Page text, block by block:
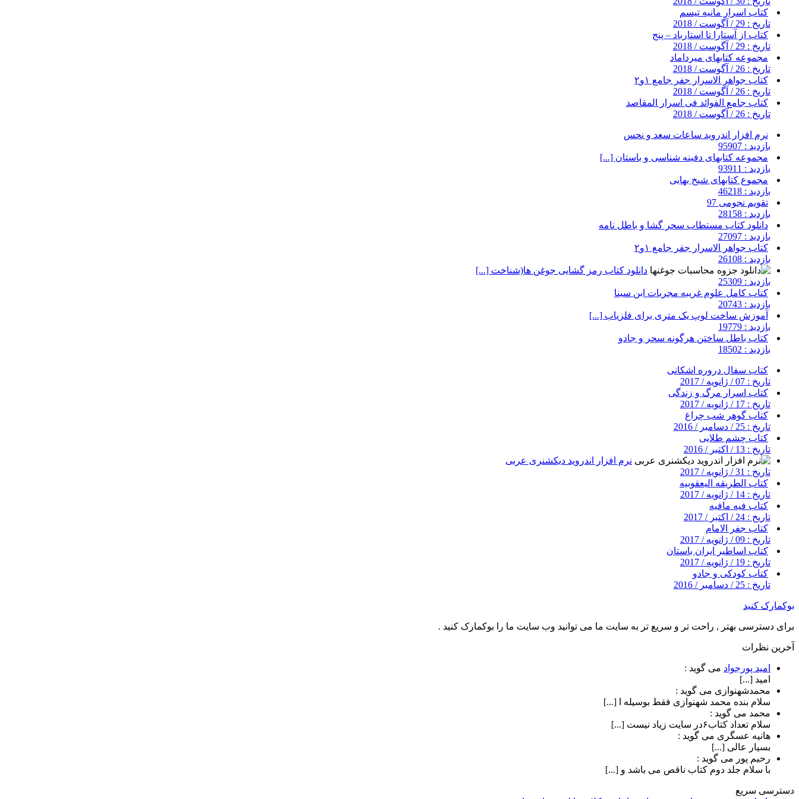
کتاب اسرار مانیه تیسم
تاریخ : 29 / آگوست / 2018
کتاب از آستارا تا استارباد – پنج
تاریخ : 29 / آگوست / 2018
مجموعه کتابهای میرداماد
تاریخ : 26 / آگوست / 2018
کتاب جواهر الاسرار جفر جامع ۱و۲
تاریخ : 26 / آگوست / 2018
کتاب جامع الفوائد فی اسرار المقاصد
تاریخ : 26 / آگوست / 2018
نرم افزار اندروید ساعات سعد و نحس
بازدید : 95907
مجموعه کتابهای دفینه شناسی و باستان [...]
بازدید : 93911
مجموع کتابهای شیخ بهایی
بازدید : 46218
تقویم نجومی 97
بازدید : 28158
دانلود کتاب مستطاب سحر گشا و باطل نامه
بازدید : 27097
کتاب جواهر الاسرار جفر جامع ۱و۲
بازدید : 26108
دانلود کتاب رمز گشایی جوغن ها(شناخت [...]
بازدید : 25309
کتاب کامل علوم غریبه مجربات ابن سینا
بازدید : 20743
آموزش ساخت لوپ یک متری برای فلزیاب [...]
بازدید : 19779
کتاب باطل ساختن هرگونه سحر و جادو
بازدید : 18502
کتاب سفال دروره اشکانی
تاریخ : 07 / ژانویه / 2017
کتاب اسرار مرگ و زندگی
تاریخ : 17 / ژانویه / 2017
کتاب گوهر شب چراغ
تاریخ : 25 / دسامبر / 2016
کتاب چشم طلایی
تاریخ : 13 / اکتبر / 2016
نرم افزار اندروید دیکشنری عربی
تاریخ : 31 / ژانویه / 2017
کتاب الطریقه الیعقوبیه
تاریخ : 14 / ژانویه / 2017
کتاب فیه مافیه
تاریخ : 24 / اکتبر / 2017
کتاب جفر الامام
تاریخ : 09 / ژانویه / 2017
کتاب اساطیر ایران باستان
تاریخ : 19 / ژانویه / 2017
کتاب کودکی و جادو
تاریخ : 25 / دسامبر / 2016
بوکمارک کنید
برای دسترسی بهتر , راحت تر و سریع تر به سایت ما می توانید وب سایت ما را بوکمارک کنید .
آخرین نظرات
امید پورجواد می گوید :
امید [...]
محمدشهنوازی می گوید :
سلام بنده محمد شهنوازی فقط بوسیله ا [...]
محمد می گوید :
سلام تعداد کتاب۶در سایت زیاد نیست [...]
هانیه عسگری می گوید :
بسیار عالی [...]
رحیم پور می گوید :
با سلام جلد دوم کتاب ناقص می باشد و [...]
دسترسی سریع